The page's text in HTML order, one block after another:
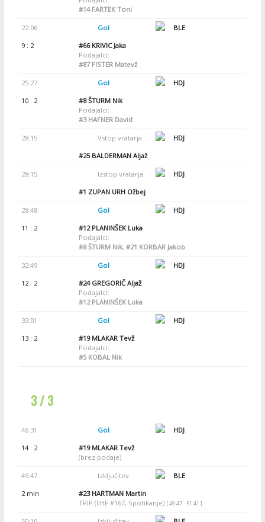
#14FARTEK Toni
22:06 Gol
BLE
9 : 2
#66KRIVIC Jaka
Podajalci:
#87FISTER Matevž
25:27 Gol
HDJ
10 : 2
#8ŠTURM Nik
Podajalci:
#3HAFNER David
28:15 Vstop vratarja
HDJ
#25BALDERMAN Aljaž
28:15 Izstop vratarja
HDJ
#1 ZUPAN URH Ožbej
28:48 Gol
HDJ
11 : 2
#12PLANINŠEK Luka
Podajalci:
#8ŠTURM Nik, #21 KORBAR Jakob
32:49 Gol
HDJ
12 : 2
#24GREGORIČ Aljaž
Podajalci:
#12PLANINŠEK Luka
33:01 Gol
HDJ
13 : 2
#19MLAKAR Tevž
Podajalci:
#5KOBAL Nik
3 / 3
46:31 Gol
HDJ
14 : 2
#19MLAKAR Tevž
(brez podaje)
49:47 Izključitev
BLE
2 min
#23HARTMAN Martin
TRIP (IIHF #167, Spotikanje) [ 49:47 - 51:41 ]